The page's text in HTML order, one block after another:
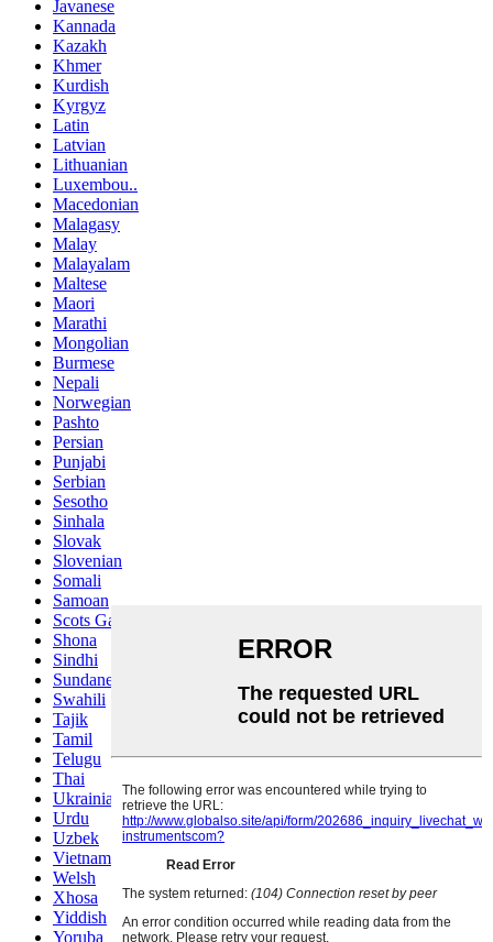
Javanese
Kannada
Kazakh
Khmer
Kurdish
Kyrgyz
Latin
Latvian
Lithuanian
Luxembou..
Macedonian
Malagasy
Malay
Malayalam
Maltese
Maori
Marathi
Mongolian
Burmese
Nepali
Norwegian
Pashto
Persian
Punjabi
Serbian
Sesotho
Sinhala
Slovak
Slovenian
Somali
Samoan
Scots Gaelic
Shona
Sindhi
Sundanese
Swahili
Tajik
Tamil
Telugu
Thai
Ukrainian
Urdu
Uzbek
Vietnamese
Welsh
Xhosa
Yiddish
Yoruba